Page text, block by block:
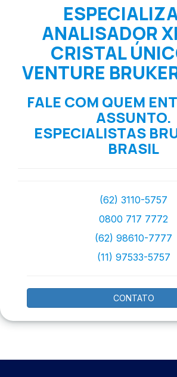
ANALISADOR
CRISTAL
VENTURE
FALE COM QUEM
ASSUNTO.
ESPECIALISTAS
BRASIL
(62) 3110-5757
0800 717 7772
(62) 98610-7777
(11) 97533-5757
CONTATO